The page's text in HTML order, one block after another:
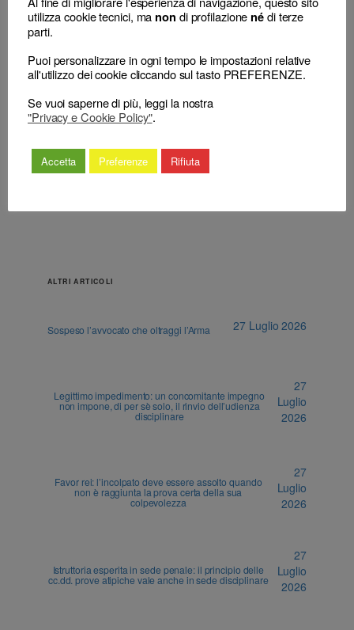
← Avvocato stabilito ed abuso della
normativa comunitaria (che non ha
professione forense)
integrati si applicano le
ALTRI ARTICOLI
Sospeso l’avvocato che oltraggi l’Arma 27 Luglio 2026
Legittimo impedimento: un concomitante impegno
non impone, di per sè solo, il rinvio dell’udienza
disciplinare
27
Luglio
2026
Favor rei: l’incolpato deve essere assolto quando
non è raggiunta la prova certa della sua
colpevolezza
27
Luglio
2026
Istruttoria esperita in sede penale: il principio delle
cc.dd. prove atipiche vale anche in sede disciplinare
27
Luglio
2026
utilizza cookie tecnici, ma non di profilazione nédi terze
parti.
Puoi personalizzare in ogni tempo le impostazioni relative
all'utilizzo dei cookie cliccando sul tasto PREFERENZE.
Se vuoi saperne di più, leggi la nostra
"Privacy e Cookie Policy".
Accetta Preferenze Rifiuta